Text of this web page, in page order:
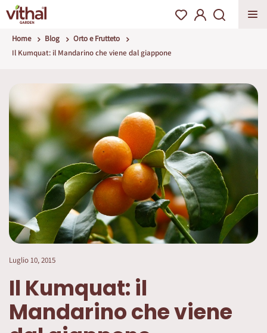
Home Blog
Orto e Frutteto
Il Kumquat: il Mandarino che viene dal giappone
Luglio 10, 2015
Il Kumquat: il
Mandarino che viene